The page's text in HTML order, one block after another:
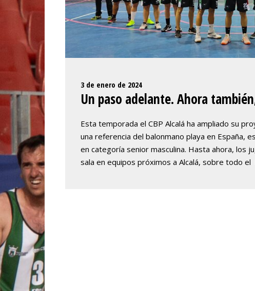
3 de enero de 2024
Un paso adelante. Ahora
Esta temporada el CBP Alcalá ha ampliado su
una referencia del balonmano playa en España,
en categoría senior masculina. Hasta ahora, los
sala en equipos próximos a Alcalá, sobre todo